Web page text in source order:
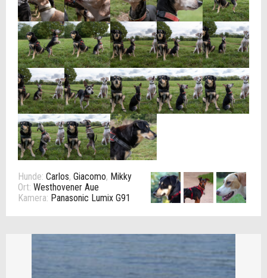
Hunde: Carlos, Giacomo, Mikky
Ort: Westhovener Aue
Kamera: Panasonic Lumix G91